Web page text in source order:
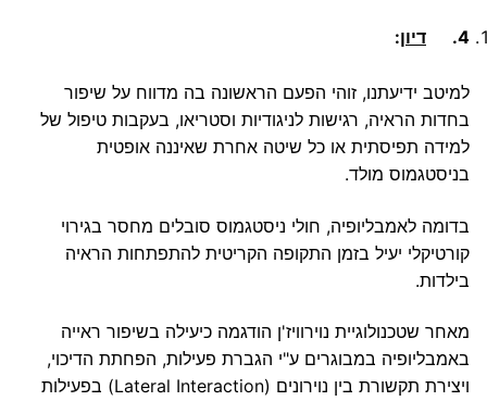
4. דיון:
למיטב ידיעתנו, זוהי הפעם הראשונה בה מדווח על שיפור
בחדות הראיה, רגישות לניגודיות וסטריאו, בעקבות טיפול של
למידה תפיסתית או כל שיטה אחרת שאיננה אופטית
בניסטגמוס מולד.
בדומה לאמבליופיה, חולי ניסטגמוס סובלים מחסר בגירוי
קורטיקלי יעיל בזמן התקופה הקריטית להתפתחות הראיה
בילדות.
מאחר שטכנולוגיית נוירוויז'ן הודגמה כיעילה בשיפור ראייה
באמבליופיה במבוגרים ע"י הגברת פעילות, הפחתת הדיכוי,
ויצירת תקשורת בין נוירונים (Lateral Interaction) בפעילות